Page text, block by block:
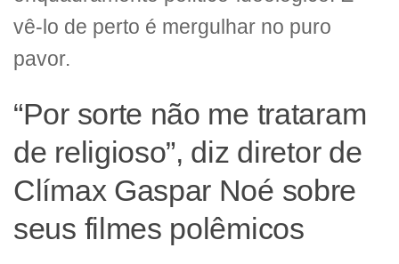
vê-lo de perto é mergulhar no puro
pavor.
“Por sorte não me trataram
de religioso”, diz diretor de
Clímax Gaspar Noé sobre
seus filmes polêmicos